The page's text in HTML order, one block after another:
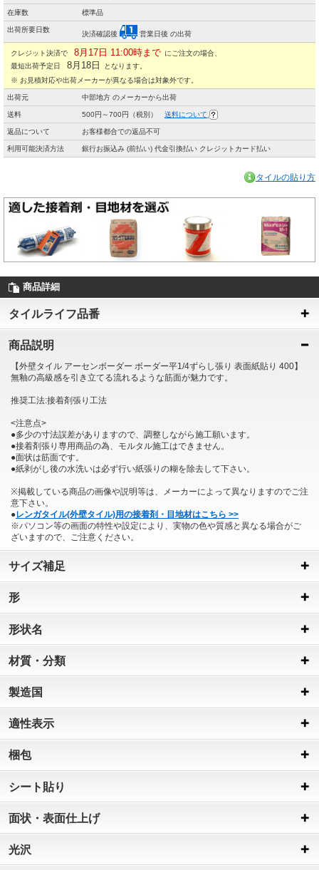
在庫数 標準品
出荷所要日数
決済確認後 営業日後 の出荷
クレジット決済で 8月17日 11:00時まで にご注文の場合、
最短出荷予定日
8月18日
となります。
※ お見積対応や出荷メーカーが異なる場合は対象外です。
出荷元 中部地方 のメーカーから出荷
送料 500円～700円（税別） 送料について
返品について お客様都合での返品不可
利用可能決済方法 銀行お振込み (前払い) 代金引換払い クレジットカード払い
タイルの貼り方
商品詳細
タイルライフ品番
商品説明
【外壁タイル アーセンボーダー ボーダー平1/4ずらし張り 表面紙貼り 400】
無釉の高級感を引き立てる流れるような筋面が魅力です。
推奨工法:接着剤張り工法
<注意点>
●多少の寸法誤差がありますので、調整しながら施工願います。
●接着剤張り専用商品の為、モルタル施工はできません。
●面状は筋面です。
●紙剥がし後の水洗いは必ず行い紙張りの糊を除去して下さい。
※掲載している商品の画像や説明等は、メーカーによって異なりますのでご注
意下さい。
●レンガタイル(外壁タイル)用の接着剤・目地材はこちら >>
※パソコン等の画面の特性や設定により、実物の色や質感と異なる場合がご
ざいますので、ご注意ください。
サイズ補足
形
形状名
材質・分類
製造国
適性表示
梱包
シート貼り
面状・表面仕上げ
光沢